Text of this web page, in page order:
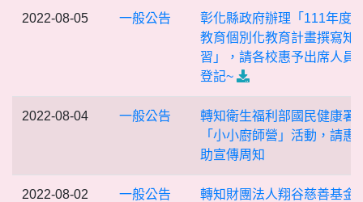
2022-08-05 一般公告
彰化縣政府辦理「111年度
教育個別化教育計畫撰寫知
習」，請各校惠予出席人員
登記~
2022-08-04 一般公告
轉知衛生福利部國民健康署
「小小廚師營」活動，請惠
助宣傳周知
2022-08-02 一般公告
轉知財團法人翔谷慈善基金